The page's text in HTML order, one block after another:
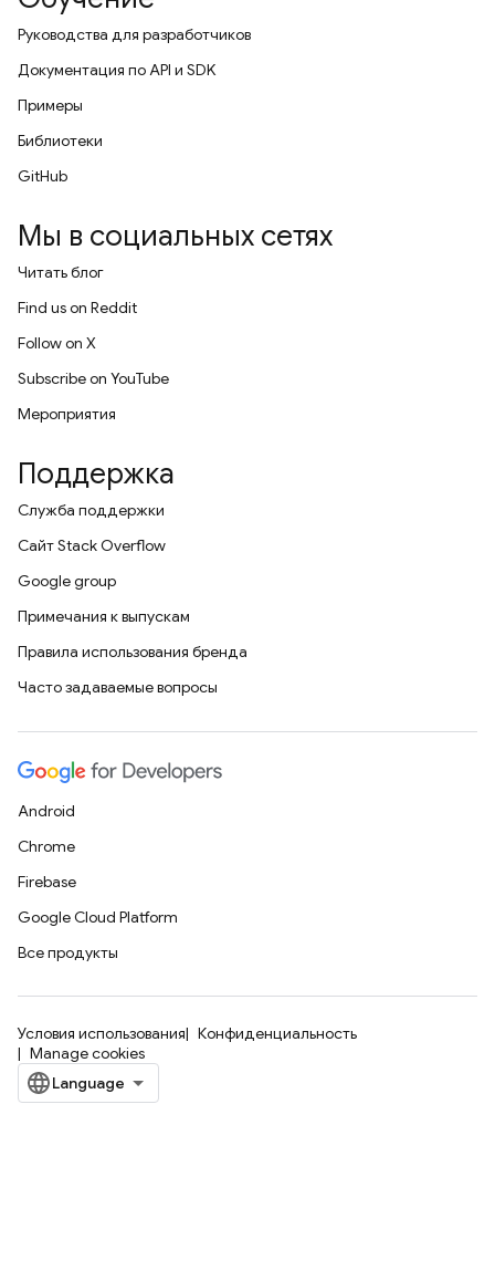
Руководства для разработчиков
Документация по API и SDK
Примеры
Библиотеки
GitHub
Мы в социальных сетях
Читать блог
Find us on Reddit
Follow on X
Subscribe on YouTube
Мероприятия
Поддержка
Служба поддержки
Сайт Stack Overflow
Google group
Примечания к выпускам
Правила использования бренда
Часто задаваемые вопросы
Android
Chrome
Firebase
Google Cloud Platform
Все продукты
Условия использования
Конфиденциальность
Manage cookies